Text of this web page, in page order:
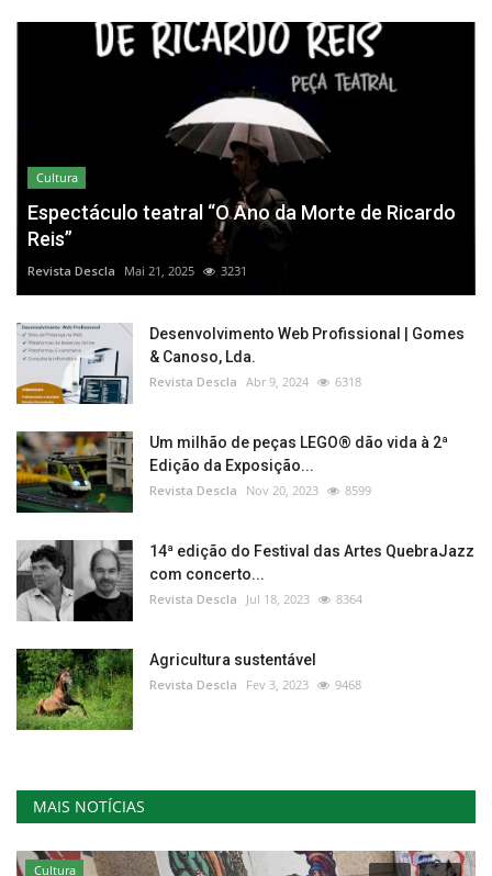
Cultura
Espectáculo teatral “O Ano da Morte de Ricardo
Reis”
Revista Descla Mai 21, 2025 3231
Desenvolvimento Web Profissional | Gomes
& Canoso, Lda.
Revista Descla Abr 9, 2024 6318
Um milhão de peças LEGO® dão vida à 2ª
Edição da Exposição...
Revista Descla Nov 20, 2023 8599
14ª edição do Festival das Artes QuebraJazz
com concerto...
Revista Descla Jul 18, 2023 8364
Agricultura sustentável
Revista Descla Fev 3, 2023 9468
MAIS NOTÍCIAS
Cultura